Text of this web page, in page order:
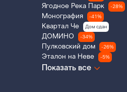
Ягодное Река Парк -28%
Монография -41%
Квартал Че Дом сдан
ДОМИНО -34%
Пулковский дом -26%
Эталон на Неве -5%
Показать все